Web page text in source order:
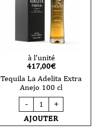
à l'unité
417,00€
Tequila La Adelita Extra
Anejo 100 cl
-
quantité
de
Tequila
La
+
AJOUTER